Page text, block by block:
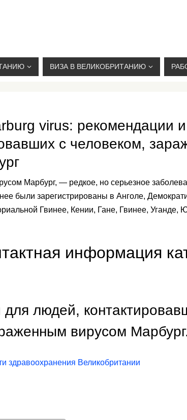
ПЕР., 11, М. КУРСКАЯ, +7(926)734-03-33,
ВИЗА В ВЕЛИКОБРИТАНИЮ
virus: рекомендации
с человеком,
Марбург, — редкое, но серьезное
были зарегистрированы в Анголе,
Гвинее, Кении, Гане, Гвинее,
информация
людей,
вирусом
здравоохранения Великобритании